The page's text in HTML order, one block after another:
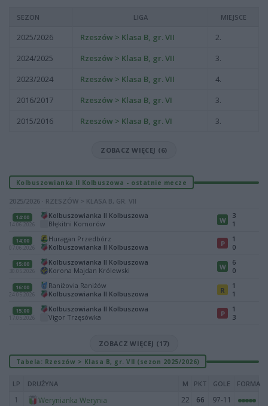
SEZON LIGA MIEJSCE
2025/2026 Rzeszów > Klasa B, gr. VII
2.
2024/2025
Rzeszów > Klasa B, gr. VII
3.
2023/2024
Rzeszów > Klasa B, gr. VII
4.
2016/2017
Rzeszów > Klasa B, gr. VI
3.
2015/2016
Rzeszów > Klasa B, gr. VI 3.
ZOBACZ WIĘCEJ (6)
Kolbuszowianka II Kolbuszowa - ostatnie mecze
2025/2026 · RZESZÓW > KLASA B, GR. VII
14:00
14.06.2026
Kolbuszowianka II Kolbuszowa
Błękitni Komorów
W
3
1
14:00
07.06.2026
Huragan Przedbórz
Kolbuszowianka II Kolbuszowa
P
1
0
15:00
30.05.2026
Kolbuszowianka II Kolbuszowa
Korona Majdan Królewski
W
6
0
16:00
24.05.2026
Raniżovia Raniżów
Kolbuszowianka II Kolbuszowa
R
1
1
15:00
17.05.2026
Kolbuszowianka II Kolbuszowa
Vigor Trzęsówka
P
1
3
ZOBACZ WIĘCEJ (17)
Tabela: Rzeszów > Klasa B, gr. VII (sezon 2025/2026)
LP DRUŻYNA M PKT GOLE FORMA
1 Werynianka Werynia 22 66
97-11